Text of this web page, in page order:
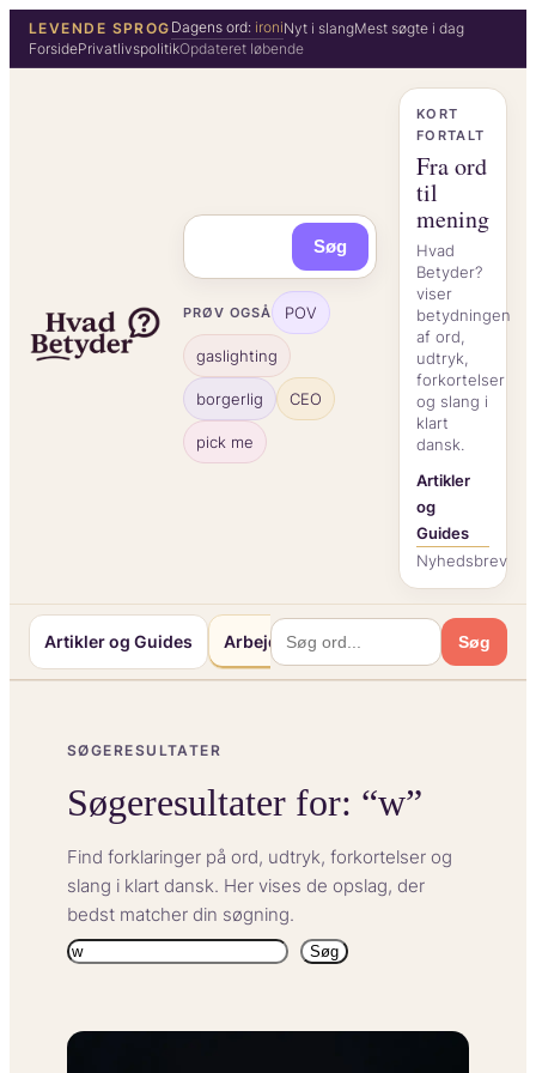
Spring
LEVENDE SPROG Dagens ord: ironiNyt i slangMest søgte i dag
ForsidePrivatlivspolitikOpdateret løbende
Søg
PRØV OGSÅ POV
gaslighting
borgerlig CEO
pick me
KORT
FORTALT
Fra ord
til
mening
Hvad
Betyder?
viser
betydningen
af ord,
udtryk,
forkortelser
og slang i
klart
dansk.
Artikler
og
Guides
Nyhedsbrev
Artikler og Guides Arbejde og Karriereliv Søg
SØGERESULTATER
Søgeresultater for: “w”
Find forklaringer på ord, udtryk, forkortelser og
slang i klart dansk. Her vises de opslag, der
bedst matcher din søgning.
Søg
Søg